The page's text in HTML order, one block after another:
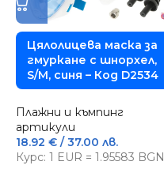
Цялолицева маска за
гмуркане с шнорхел,
S/M, синя – Код D2534
Плажни и къмпинг
артикули
18.92 € / 37.00 лв.
Курс: 1 EUR = 1.95583 BGN